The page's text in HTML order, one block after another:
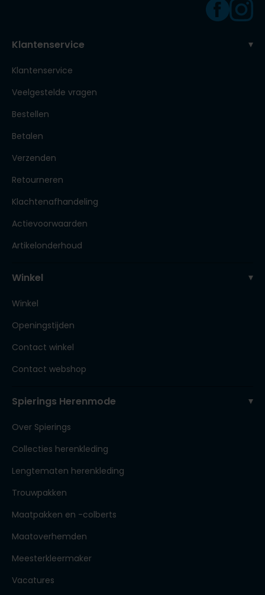
Klantenservice
Klantenservice
Veelgestelde vragen
Bestellen
Betalen
Verzenden
Retourneren
Klachtenafhandeling
Actievoorwaarden
Artikelonderhoud
Winkel
Winkel
Openingstijden
Contact winkel
Contact webshop
Spierings Herenmode
Over Spierings
Collecties herenkleding
Lengtematen herenkleding
Trouwpakken
Maatpakken en -colberts
Maatoverhemden
Meesterkleermaker
Vacatures